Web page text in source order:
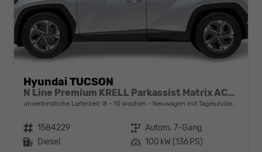
Hyundai TUCSON
N Line Premium KRELL Parkassist Matrix ACC El.Heck
unverbindliche Lieferzeit: 8 - 10 Wochen Neuwagen mit Tageszulassung
Fahrzeugnr. 1584229 Getriebe Autom. 7-Gang
Kraftstoff Diesel Leistung 100 kW (136 PS)